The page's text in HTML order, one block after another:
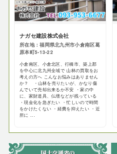
ナガセ建設株式会社
所在地：福岡県北九州市小倉南区葛
原本町5-13-22
小倉南区、小倉北区、行橋市、築上郡
を中心に北九州全域で 山林の買取をお
考えの方へ こんなお悩みはありません
か？ ・山林を売りたいが、かなり傷
んでいて売却出来るか不安 ・家の中
に、家財道具、仏壇などが残っている
・現金化を急ぎたい ・忙しいので時間
をかけたくない ・経費を抑えたい ・近
所に ...